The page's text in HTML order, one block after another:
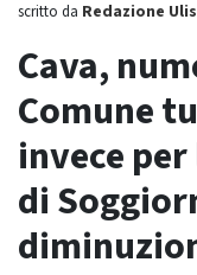
scritto da Redazione
Cava,
Comune
invece
di